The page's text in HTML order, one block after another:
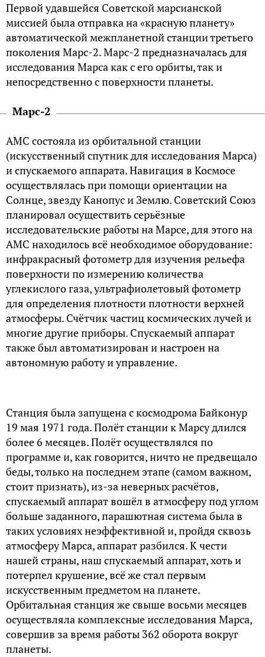
Первой удавшейся Советской марсианской
миссией была отправка на «красную планету»
автоматической межпланетной станции третьего
поколения Марс-2. Марс-2 предназначалась для
исследования Марса как с его орбиты, так и
непосредственно с поверхности планеты.
Марс-2
АМС состояла из орбитальной станции
(искусственный спутник для исследования Марса)
и спускаемого аппарата. Навигация в Космосе
осуществлялась при помощи ориентации на
Солнце, звезду Канопус и Землю. Советский Союз
планировал осуществить серьёзные
исследовательские работы на Марсе, для этого на
АМС находилось всё необходимое оборудование:
инфракрасный фотометр для изучения рельефа
поверхности по измерению количества
углекислого газа, ультрафиолетовый фотометр
для определения плотности плотности верхней
атмосферы. Счётчик частиц космических лучей и
многие другие приборы. Спускаемый аппарат
также был автоматизирован и настроен на
автономную работу и управление.
Станция была запущена с космодрома Байконур
19 мая 1971 года. Полёт станции к Марсу длился
более 6 месяцев. Полёт осуществлялся по
программе и, как говорится, ничто не предвещало
беды, только на последнем этапе (самом важном,
стоит признать), из-за неверных расчётов,
спускаемый аппарат вошёл в атмосферу под углом
больше заданного, парашютная система была в
таких условиях неэффективной и, пройдя сквозь
атмосферу Марса, аппарат разбился. К чести
нашей страны, наш спускаемый аппарат, хоть и
потерпел крушение, всё же стал первым
искусственным предметом на планете.
Орбитальная станция же свыше восьми месяцев
осуществляла комплексные исследования Марса,
совершив за время работы 362 оборота вокруг
планеты.